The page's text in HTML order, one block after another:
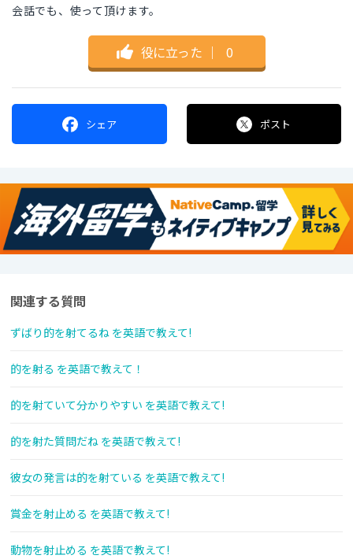
会話でも、使って頂けます。
役に立った ｜ 0
シェア ポスト
関連する質問
ずばり的を射てるね を英語で教えて!
的を射る を英語で教えて！
的を射ていて分かりやすい を英語で教えて!
的を射た質問だね を英語で教えて!
彼女の発言は的を射ている を英語で教えて!
賞金を射止める を英語で教えて!
動物を射止める を英語で教えて!